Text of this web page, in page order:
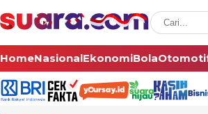
HomeNasionalEkonomiBola